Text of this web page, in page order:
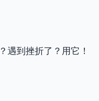
遇到挫折了？用它！